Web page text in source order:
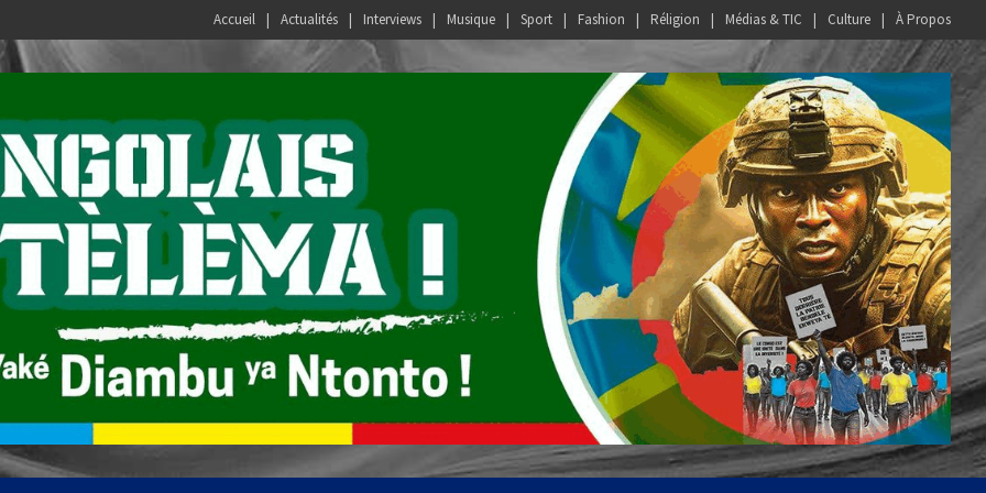
Accueil Actualités Interviews Musique Sport Fashion Réligion Médias & TIC Culture À Propos